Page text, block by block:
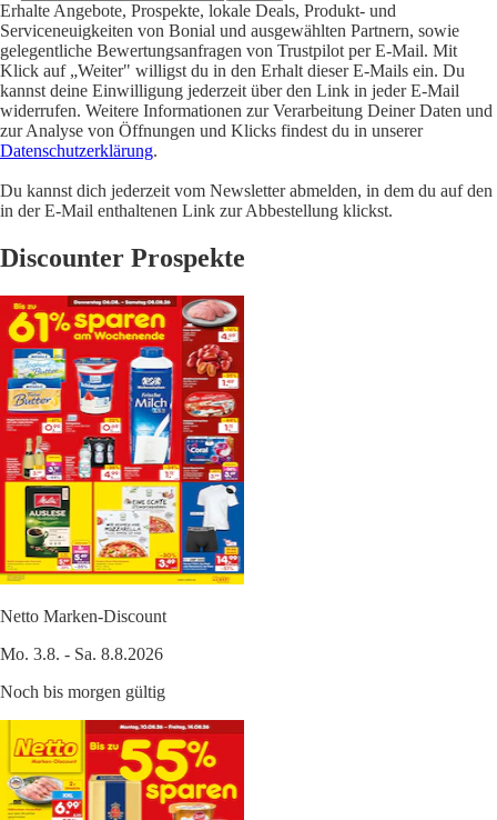
Erhalte Angebote, Prospekte, lokale Deals, Produkt- und
Serviceneuigkeiten von Bonial und ausgewählten Partnern, sowie
gelegentliche Bewertungsanfragen von Trustpilot per E-Mail. Mit
Klick auf „Weiter" willigst du in den Erhalt dieser E-Mails ein. Du
kannst deine Einwilligung jederzeit über den Link in jeder E-Mail
widerrufen. Weitere Informationen zur Verarbeitung Deiner Daten und
zur Analyse von Öffnungen und Klicks findest du in unserer
Datenschutzerklärung.
Du kannst dich jederzeit vom Newsletter abmelden, in dem du auf den
in der E-Mail enthaltenen Link zur Abbestellung klickst.
Discounter Prospekte
Netto Marken-Discount
Mo. 3.8. - Sa. 8.8.2026
Noch bis morgen gültig